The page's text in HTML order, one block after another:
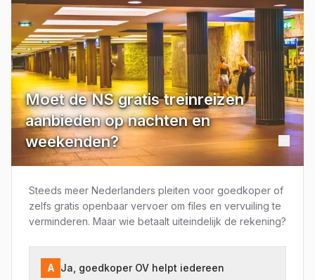
Moet de NS gratis treinreizen
aanbieden op nachten en
weekenden?
Steeds meer Nederlanders pleiten voor goedkoper of
zelfs gratis openbaar vervoer om files en vervuiling te
verminderen. Maar wie betaalt uiteindelijk de rekening?
A Ja, goedkoper OV helpt iedereen